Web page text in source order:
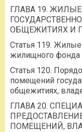
ГЛАВА 19.
ОБЩЕЖИТИЯХ И
Статья 119.
жилищного фонда
Статья 120.
помещений
общежитиях,
ГЛАВА 20.
ПОМЕЩЕНИЙ,